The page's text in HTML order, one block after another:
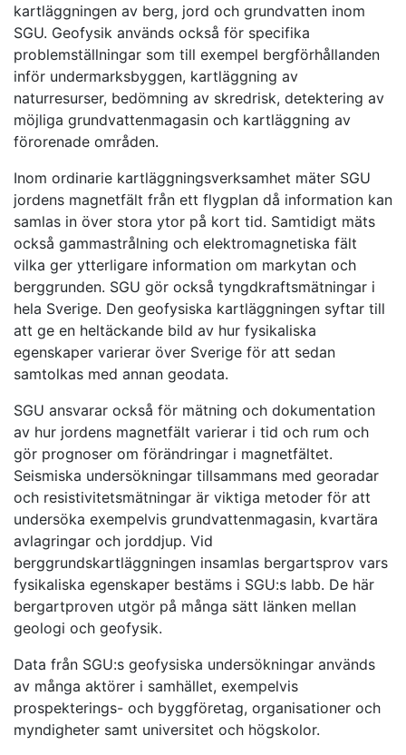
kartläggningen av berg, jord och grundvatten inom
SGU. Geofysik används också för specifika
problemställningar som till exempel bergförhållanden
inför undermarksbyggen, kartläggning av
naturresurser, bedömning av skredrisk, detektering av
möjliga grundvattenmagasin och kartläggning av
förorenade områden.
Inom ordinarie kartläggningsverksamhet mäter SGU
jordens magnetfält från ett flygplan då information kan
samlas in över stora ytor på kort tid. Samtidigt mäts
också gammastrålning och elektromagnetiska fält
vilka ger ytterligare information om markytan och
berggrunden. SGU gör också tyngdkraftsmätningar i
hela Sverige. Den geofysiska kartläggningen syftar till
att ge en heltäckande bild av hur fysikaliska
egenskaper varierar över Sverige för att sedan
samtolkas med annan geodata.
SGU ansvarar också för mätning och dokumentation
av hur jordens magnetfält varierar i tid och rum och
gör prognoser om förändringar i magnetfältet.
Seismiska undersökningar tillsammans med georadar
och resistivitetsmätningar är viktiga metoder för att
undersöka exempelvis grundvattenmagasin, kvartära
avlagringar och jorddjup. Vid
berggrundskartläggningen insamlas bergartsprov vars
fysikaliska egenskaper bestäms i SGU:s labb. De här
bergartproven utgör på många sätt länken mellan
geologi och geofysik.
Data från SGU:s geofysiska undersökningar används
av många aktörer i samhället, exempelvis
prospekterings- och byggföretag, organisationer och
myndigheter samt universitet och högskolor.